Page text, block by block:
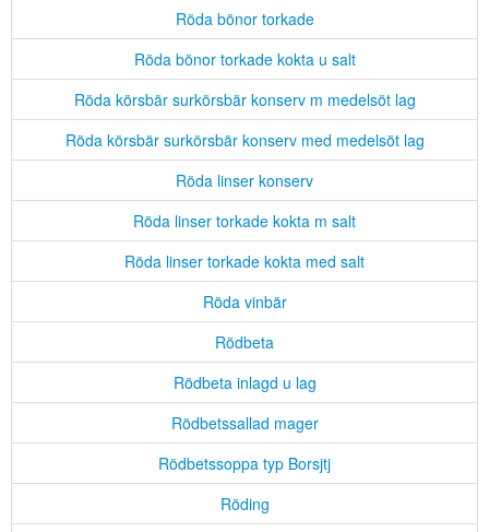
Röda bönor torkade
Röda bönor torkade kokta u salt
Röda körsbär surkörsbär konserv m medelsöt lag
Röda körsbär surkörsbär konserv med medelsöt lag
Röda linser konserv
Röda linser torkade kokta m salt
Röda linser torkade kokta med salt
Röda vinbär
Rödbeta
Rödbeta inlagd u lag
Rödbetssallad mager
Rödbetssoppa typ Borsjtj
Röding